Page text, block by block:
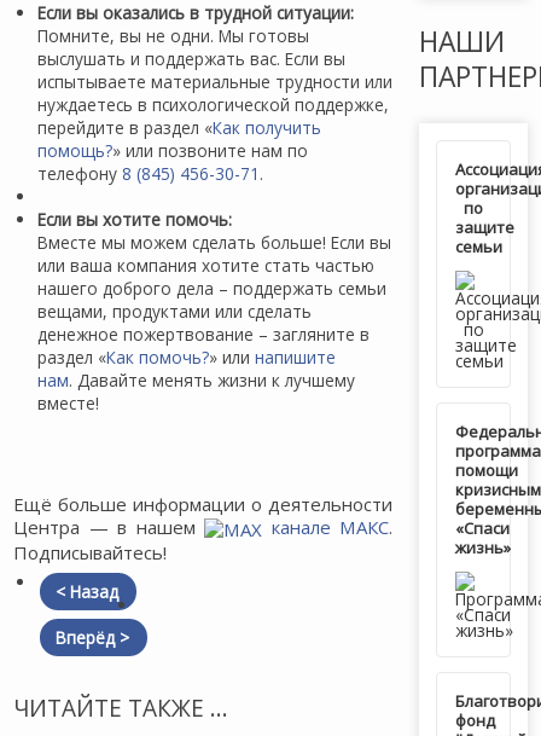
Если вы оказались в трудной ситуации:
Помните, вы не одни. Мы готовы
выслушать и поддержать вас. Если вы
испытываете материальные трудности или
нуждаетесь в психологической поддержке,
перейдите в раздел «Как получить
помощь?» или позвоните нам по
телефону 8 (845) 456-30-71 .
Если вы хотите помочь:
Вместе мы можем сделать больше! Если вы
или ваша компания хотите стать частью
нашего доброго дела – поддержать семьи
вещами, продуктами или сделать
денежное пожертвование – загляните в
раздел «Как помочь?» или напишите
нам. Давайте менять жизни к лучшему
вместе!
Ещё больше информации о деятельности
Центра — в нашем
канале МАКС.
Подписывайтесь!
< Назад
Вперёд >
ЧИТАЙТЕ ТАКЖЕ ...
НАШИ
по
защите
семьи
программа
помощи
кризисным
«Спаси
жизнь»
фонд